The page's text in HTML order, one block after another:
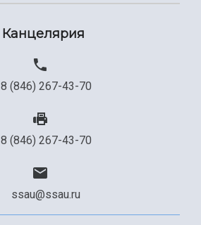
Канцелярия
8 (846) 267-43-70
8 (846) 267-43-70
ssau@ssau.ru